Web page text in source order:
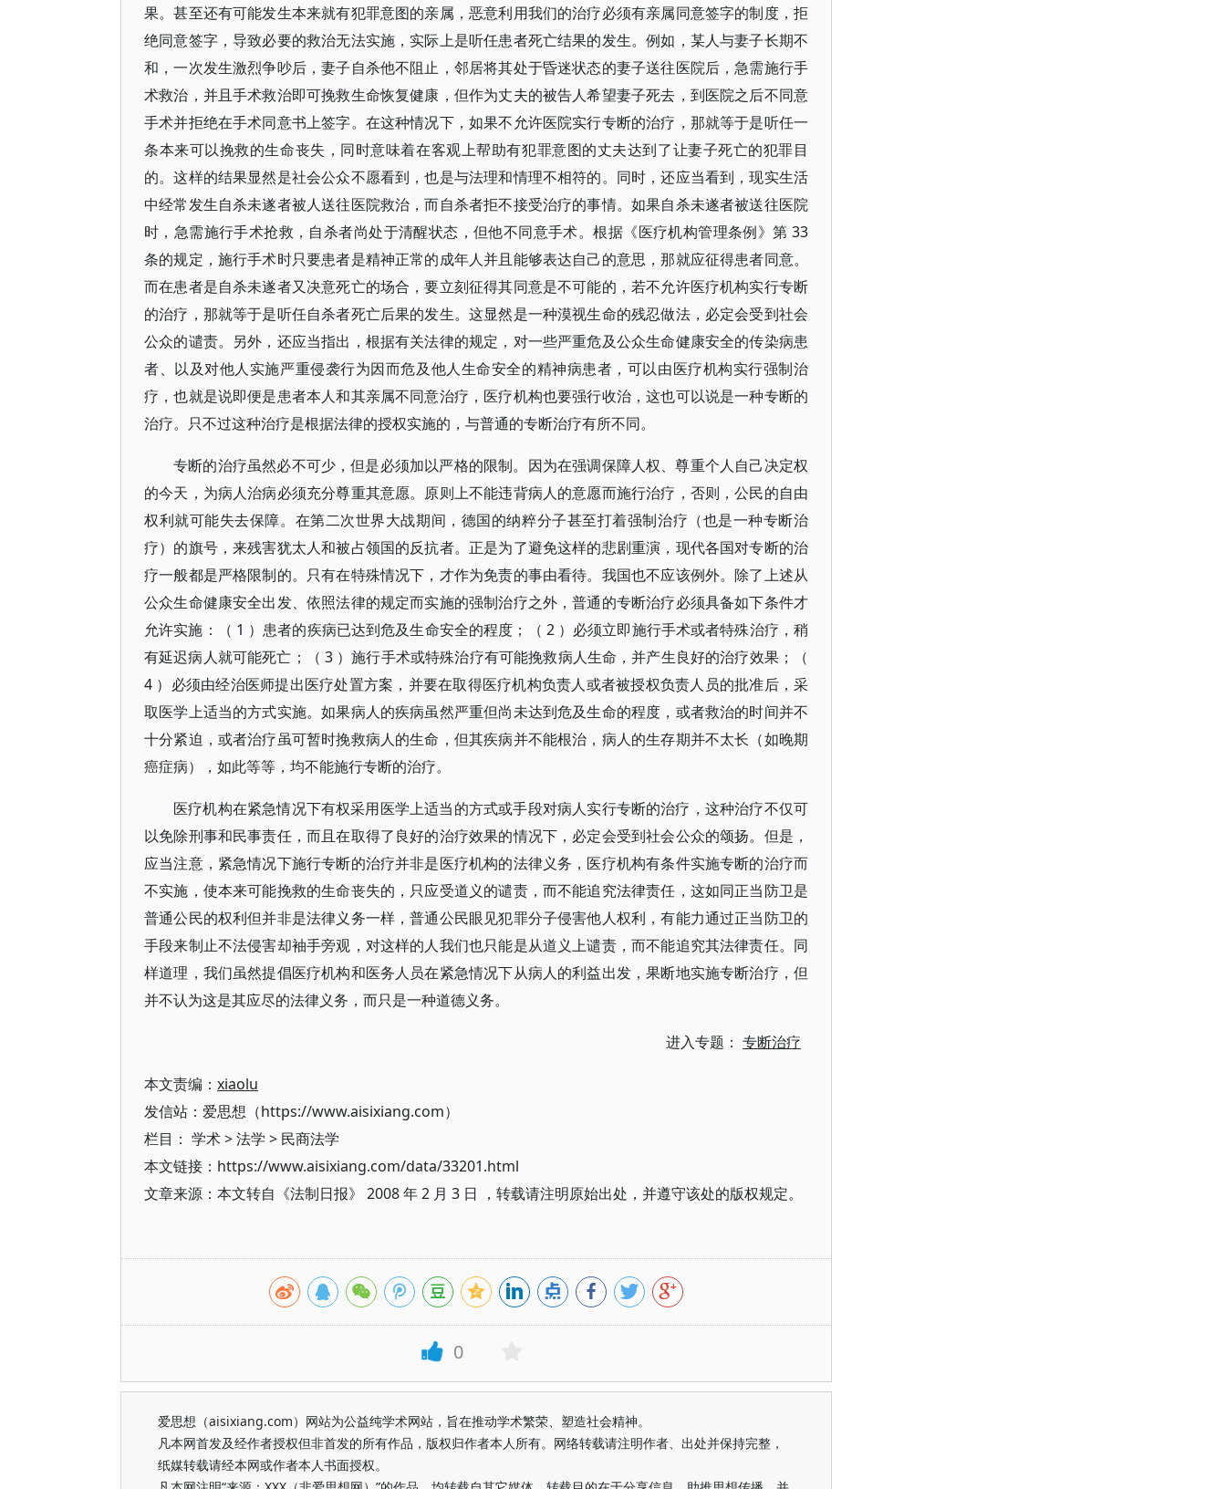
果。甚至还有可能发生本来就有犯罪意图的亲属，恶意利用我们的治疗必须有亲属同意签字的制度，拒
绝同意签字，导致必要的救治无法实施，实际上是听任患者死亡结果的发生。例如，某人与妻子长期不
和，一次发生激烈争吵后，妻子自杀他不阻止，邻居将其处于昏迷状态的妻子送往医院后，急需施行手
术救治，并且手术救治即可挽救生命恢复健康，但作为丈夫的被告人希望妻子死去，到医院之后不同意
手术并拒绝在手术同意书上签字。在这种情况下，如果不允许医院实行专断的治疗，那就等于是听任一
条本来可以挽救的生命丧失，同时意味着在客观上帮助有犯罪意图的丈夫达到了让妻子死亡的犯罪目
的。这样的结果显然是社会公众不愿看到，也是与法理和情理不相符的。同时，还应当看到，现实生活
中经常发生自杀未遂者被人送往医院救治，而自杀者拒不接受治疗的事情。如果自杀未遂者被送往医院
时，急需施行手术抢救，自杀者尚处于清醒状态，但他不同意手术。根据《医疗机构管理条例》第 33
条的规定，施行手术时只要患者是精神正常的成年人并且能够表达自己的意思，那就应征得患者同意。
而在患者是自杀未遂者又决意死亡的场合，要立刻征得其同意是不可能的，若不允许医疗机构实行专断
的治疗，那就等于是听任自杀者死亡后果的发生。这显然是一种漠视生命的残忍做法，必定会受到社会
公众的谴责。另外，还应当指出，根据有关法律的规定，对一些严重危及公众生命健康安全的传染病患
者、以及对他人实施严重侵袭行为因而危及他人生命安全的精神病患者，可以由医疗机构实行强制治
疗，也就是说即便是患者本人和其亲属不同意治疗，医疗机构也要强行收治，这也可以说是一种专断的
治疗。只不过这种治疗是根据法律的授权实施的，与普通的专断治疗有所不同。
专断的治疗虽然必不可少，但是必须加以严格的限制。因为在强调保障人权、尊重个人自己决定权
的今天，为病人治病必须充分尊重其意愿。原则上不能违背病人的意愿而施行治疗，否则，公民的自由
权利就可能失去保障。在第二次世界大战期间，德国的纳粹分子甚至打着强制治疗（也是一种专断治
疗）的旗号，来残害犹太人和被占领国的反抗者。正是为了避免这样的悲剧重演，现代各国对专断的治
疗一般都是严格限制的。只有在特殊情况下，才作为免责的事由看待。我国也不应该例外。除了上述从
公众生命健康安全出发、依照法律的规定而实施的强制治疗之外，普通的专断治疗必须具备如下条件才
允许实施：（ 1 ）患者的疾病已达到危及生命安全的程度；（ 2 ）必须立即施行手术或者特殊治疗，稍
有延迟病人就可能死亡；（ 3 ）施行手术或特殊治疗有可能挽救病人生命，并产生良好的治疗效果；（
4 ）必须由经治医师提出医疗处置方案，并要在取得医疗机构负责人或者被授权负责人员的批准后，采
取医学上适当的方式实施。如果病人的疾病虽然严重但尚未达到危及生命的程度，或者救治的时间并不
十分紧迫，或者治疗虽可暂时挽救病人的生命，但其疾病并不能根治，病人的生存期并不太长（如晚期
癌症病），如此等等，均不能施行专断的治疗。
医疗机构在紧急情况下有权采用医学上适当的方式或手段对病人实行专断的治疗，这种治疗不仅可
以免除刑事和民事责任，而且在取得了良好的治疗效果的情况下，必定会受到社会公众的颂扬。但是，
应当注意，紧急情况下施行专断的治疗并非是医疗机构的法律义务，医疗机构有条件实施专断的治疗而
不实施，使本来可能挽救的生命丧失的，只应受道义的谴责，而不能追究法律责任，这如同正当防卫是
普通公民的权利但并非是法律义务一样，普通公民眼见犯罪分子侵害他人权利，有能力通过正当防卫的
手段来制止不法侵害却袖手旁观，对这样的人我们也只能是从道义上谴责，而不能追究其法律责任。同
样道理，我们虽然提倡医疗机构和医务人员在紧急情况下从病人的利益出发，果断地实施专断治疗，但
并不认为这是其应尽的法律义务，而只是一种道德义务。
进入专题： 专断治疗
本文责编： xiaolu
发信站：爱思想（https://www.aisixiang.com）
栏目： 学术>法学 > 民商法学
本文链接：https://www.aisixiang.com/data/33201.html
文章来源：本文转自《法制日报》 2008 年 2 月 3 日 ，转载请注明原始出处，并遵守该处的版权规定。
0
爱思想（aisixiang.com）网站为公益纯学术网站，旨在推动学术繁荣、塑造社会精神。
凡本网首发及经作者授权但非首发的所有作品，版权归作者本人所有。网络转载请注明作者、出处并保持完整，
纸媒转载请经本网或作者本人书面授权。